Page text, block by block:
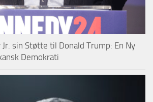
sin Støtte til Donald Trump: En Ny
Demokrati